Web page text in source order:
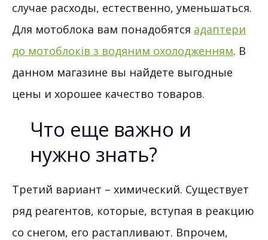
случае расходы, естественно, уменьшаться.
Для мотоблока вам понадобятся адаптери
до мотоблоків з водяним охолодженням. В
данном магазине вы найдете выгодные
цены и хорошее качество товаров.
Что еще важно и
нужно знать?
Третий вариант – химический. Существует
ряд реагентов, которые, вступая в реакцию
со снегом, его растапливают. Впрочем,